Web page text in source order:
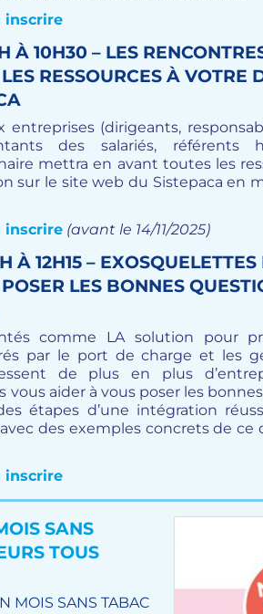
inscrire
À 10H30 – LES
RESSOURCES À VOTRE
(dirigeants,
des salariés, référents
mettra en avant toutes les
sur le site web du Sistepaca en
inscrire (avant le 14/11/2025)
À 12H15 – EXOSQUELETTES
LES BONNES
comme LA solution pour
par le port de charge et les
de plus en plus
vous aider à vous poser les
étapes d’une intégration
des exemples concrets de ce
inscrire
SANS
TOUS
MOIS SANS TABAC